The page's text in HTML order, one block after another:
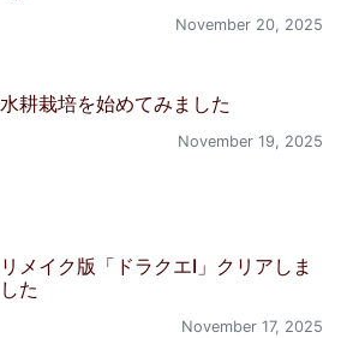
November 20, 2025
水耕栽培を始めてみました
November 19, 2025
リメイク版「ドラクエI」クリアしま
した
November 17, 2025